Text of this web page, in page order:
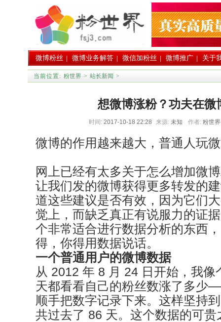
微博粉丝 微博业务解答 微信加粉丝 微博推广| 关于
当前位置: 粉世界 > 站长新闻 >
想微博涨粉？功夫在微
时间: 2017-10-18 22:28 来源: 未知 作者: 粉世
微博的作用越来越大，普通人玩
网上已经有太多关于怎么增加微
让我们发的微博获得更多转发的
道这些建议是否有效，因为它们
觉上，而缺乏真正有说服力的证
个非常适合进行数据分析的东西
得，你得用数据说话。
一个普通用户的微博数据
从 2012 年 8 月 24 日开始，我像
天都看看自己的粉丝数涨了多少
顺手把数字记录下来。这样坚持
共过去了 86 天。这个数据的可贵